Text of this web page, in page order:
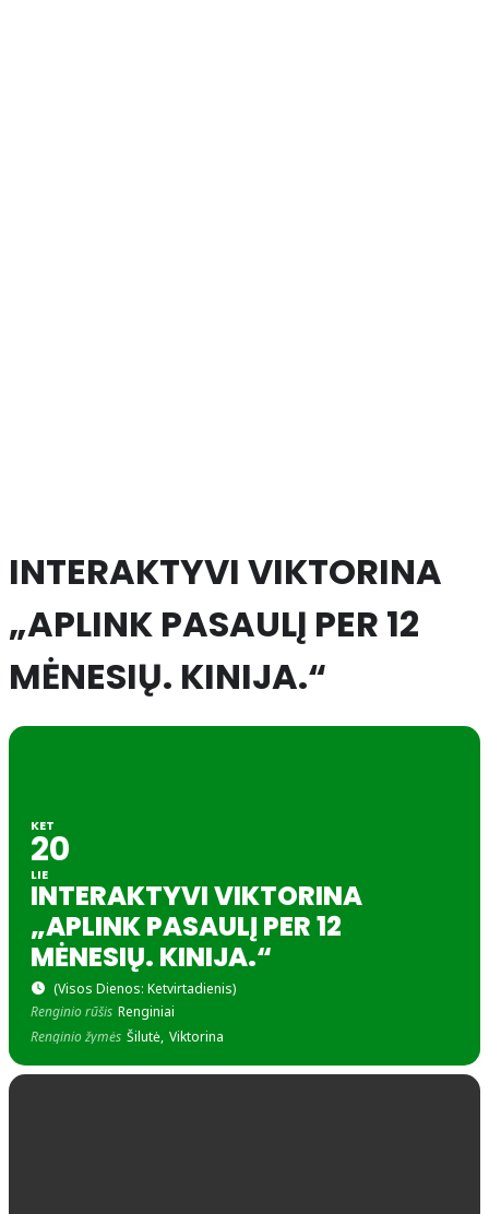
INTERAKTYVI VIKTORINA
„APLINK PASAULĮ PER 12
MĖNESIŲ. KINIJA.“
KET
20
LIE
INTERAKTYVI VIKTORINA
„APLINK PASAULĮ PER 12
MĖNESIŲ. KINIJA.“
(Visos Dienos: Ketvirtadienis)
Renginio rūšis Renginiai
Renginio žymės Šilutė, Viktorina